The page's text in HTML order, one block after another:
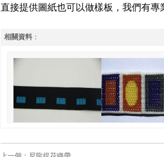
直接提供圖紙也可以做樣板，我們有專
相關資料 ：